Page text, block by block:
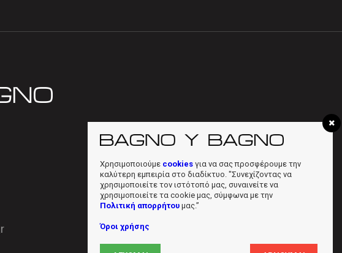
Χρησιμοποιούμε cookies για να σας προσφέρουμε την
καλύτερη εμπειρία στο διαδίκτυο. "Συνεχίζοντας να
χρησιμοποιείτε τον ιστότοπό μας, συναινείτε να
χρησιμοποιείτε τα cookie μας, σύμφωνα με την
Πολιτική απορρήτου μας.”
Όροι χρήσης